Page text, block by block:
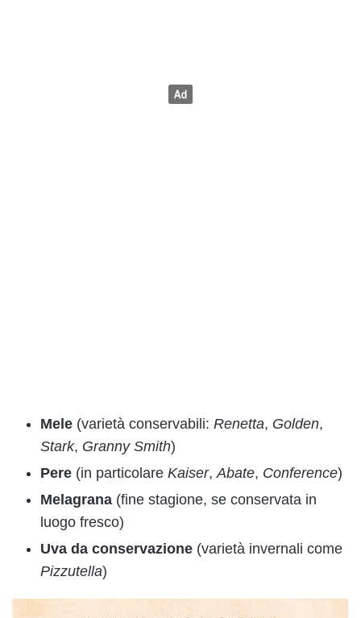
Mele (varietà conservabili: Renetta, Golden,
Stark, Granny Smith)
Pere (in particolare Kaiser,Abate, Conference)
Melagrana (fine stagione, se conservata in
luogo fresco)
Uva da conservazione (varietà invernali come
Pizzutella)